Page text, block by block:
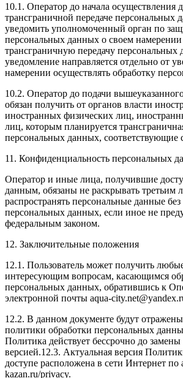
10.1. Оператор до начала осуществления
трансграничной передаче персональных
уведомить уполномоченный орган по
персональных данных о своем намерении
трансграничную передачу персональных
уведомление направляется отдельно от
намерении осуществлять обработку
10.2. Оператор до подачи
обязан получить от органов власти
иностранных физических лиц,
лиц, которым планируется
персональных данных, соответствующие
11. Конфиденциальность персональных
Оператор и иные лица, получившие
данным, обязаны не раскрывать третьим
распространять персональные данные без
персональных данных, если иное не
федеральным законом.
12. Заключительные положения
12.1. Пользователь может получить
интересующим вопросам, касающимся
персональных данных, обратившись к
электронной почты aqua-
12.2. В данном документе будут
политики обработки персональных
Политика действует бессрочно до замены
версией.12.3. Актуальная версия
доступе расположена в сети Интернет по
kazan.ru/privacy.